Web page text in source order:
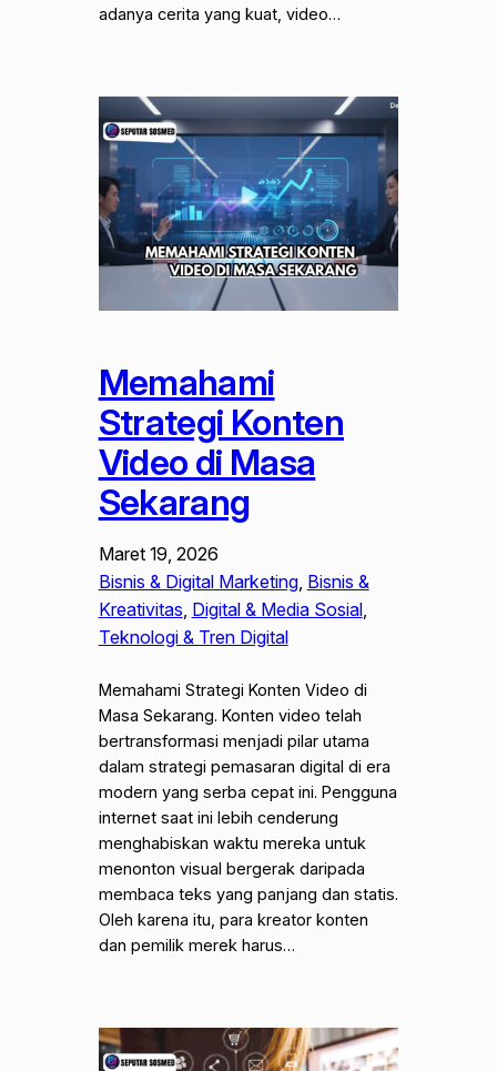
adanya cerita yang kuat, video…
Memahami
Strategi Konten
Video di Masa
Sekarang
Maret 19, 2026
Bisnis & Digital Marketing, Bisnis &
Kreativitas Digital & Media Sosial
Teknologi & Tren Digital
Memahami Strategi Konten Video di
Masa Sekarang. Konten video telah
bertransformasi menjadi pilar utama
dalam strategi pemasaran digital di era
modern yang serba cepat ini. Pengguna
internet saat ini lebih cenderung
menghabiskan waktu mereka untuk
menonton visual bergerak daripada
membaca teks yang panjang dan statis.
Oleh karena itu, para kreator konten
dan pemilik merek harus…